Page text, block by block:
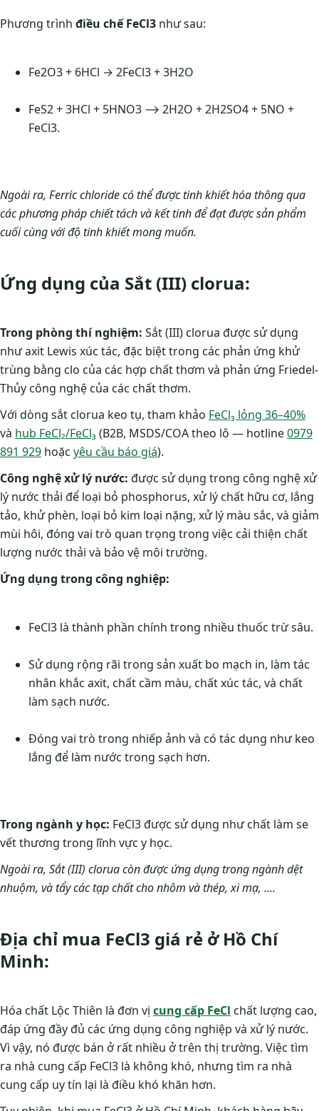
Phương trình điều chế FeCl3 như sau:
Fe2O3 + 6HCl → 2FeCl3 + 3H2O
FeS2 + 3HCl + 5HNO3 ⟶ 2H2O + 2H2SO4 + 5NO +
FeCl3.
Ngoài ra, Ferric chloride có thể được tinh khiết hóa thông qua
các phương pháp chiết tách và kết tinh để đạt được sản phẩm
cuối cùng với độ tinh khiết mong muốn.
Ứng dụng của Sắt (III) clorua:
Trong phòng thí nghiệm: Sắt (III) clorua được sử dụng
như axit Lewis xúc tác, đặc biệt trong các phản ứng khử
trùng bằng clo của các hợp chất thơm và phản ứng Friedel-
Thủy công nghệ của các chất thơm.
Với dòng sắt clorua keo tụ, tham khảo FeCl₃ lỏng 36–40%
và hub FeCl₂/FeCl₃ (B2B, MSDS/COA theo lô — hotline0979
891 929 hoặc yêu cầu báo giá).
Công nghệ xử lý nước: được sử dụng trong công nghệ xử
lý nước thải để loại bỏ phosphorus, xử lý chất hữu cơ, lắng
tảo, khử phèn, loại bỏ kim loại nặng, xử lý màu sắc, và giảm
mùi hôi, đóng vai trò quan trọng trong việc cải thiện chất
lượng nước thải và bảo vệ môi trường.
Ứng dụng trong công nghiệp:
FeCl3 là thành phần chính trong nhiều thuốc trừ sâu.
Sử dụng rộng rãi trong sản xuất bo mạch in, làm tác
nhân khắc axit, chất cầm màu, chất xúc tác, và chất
làm sạch nước.
Đóng vai trò trong nhiếp ảnh và có tác dụng như keo
lắng để làm nước trong sạch hơn.
Trong ngành y học: FeCl3 được sử dụng như chất làm se
vết thương trong lĩnh vực y học.
Ngoài ra, Sắt (III) clorua còn được ứng dụng trong ngành dệt
nhuộm, và tẩy các tạp chất cho nhôm và thép, xi mạ, ....
Địa chỉ mua FeCl3 giá rẻ ở Hồ Chí
Minh:
Hóa chất Lộc Thiên là đơn vị cung cấp FeCl chất lượng cao,
đáp ứng đầy đủ các ứng dụng công nghiệp và xử lý nước.
Vì vậy, nó được bán ở rất nhiều ở trên thị trường. Việc tìm
ra nhà cung cấp FeCl3 là không khó, nhưng tìm ra nhà
cung cấp uy tín lại là điều khó khăn hơn.